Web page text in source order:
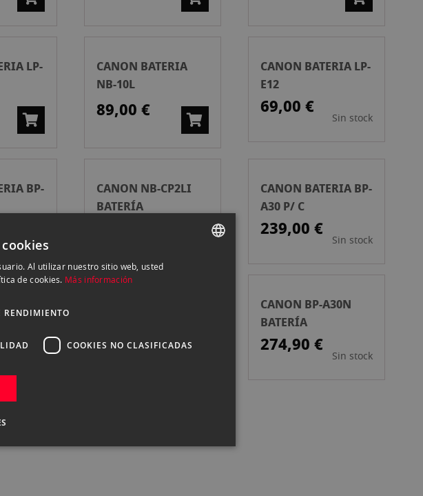
LP-
CANON BATERIA
NB-10L
89,00 €
CANON BATERIA LP-
E12
69,00 €
Sin stock
BP-
Sin stock
CANON NB-CP2LI
BATERÍA
CANON BATERIA BP-
A30 P/ C
239,00 €
Sin stock
BP-
Sin stock
149,99 €
CANON BP-A30N
BATERÍA
274,90 €
Sin stock
Al utilizar nuestro sitio web, usted
de cookies. Más información
RENDIMIENTO
COOKIES NO CLASIFICADAS